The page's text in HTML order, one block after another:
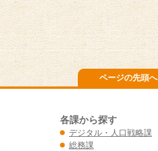
ページの先頭へ
各課から探す
デジタル・人口戦略課
総務課